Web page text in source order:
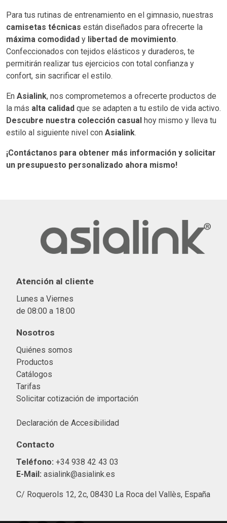
Para tus rutinas de entrenamiento en el gimnasio, nuestras
camisetas técnicas están diseñados para ofrecerte la
máxima comodidad y libertad de movimiento.
Confeccionados con tejidos elásticos y duraderos, te
permitirán realizar tus ejercicios con total confianza y
confort, sin sacrificar el estilo.
En Asialink, nos comprometemos a ofrecerte productos de
la más alta calidad que se adapten a tu estilo de vida activo.
Descubre nuestra colección casual hoy mismo y lleva tu
estilo al siguiente nivel con Asialink.
¡Contáctanos para obtener más información y solicitar
un presupuesto personalizado ahora mismo!
Atención al cliente
Lunes a Viernes
de 08:00 a 18:00
Nosotros
Quiénes somos
Productos
Catálogos
Tarifas
Solicitar cotización de importación
Declaración de Accesibilidad
Contacto
Teléfono: +34 938 42 43 03
E-Mail: asialink@asialink.es
C/ Roquerols 12, 2c, 08430 La Roca del Vallès, España